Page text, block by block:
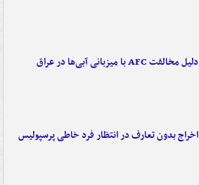
دلیل مخالفت AFC با میزبانی آبی‌ها در عراق
اخراج بدون تعارف در انتظار فرد خاطی پرسپولیس